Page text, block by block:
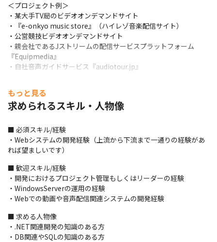
＜プロジェクト例＞
・某大手TV局のビデオオンデマンドサイト
・『e-onkyo music store』（ハイレゾ音楽配信サイト）
・公営競技ビデオオンデマンドサイト
・親会社であるJストリームの配信サービスプラットフォーム
『Equipmedia』
・自社音声ガイドサービス『audiotour.jp』
・大手TV局や公営競技のビデオオンデマンドサイトの開発、有料
映像教育サイトの開発など、80社を超えるサービスの開発や運用
・会員管理や課金に関するノウハウ、動画や音楽を取り扱うため
の技術スキル、視聴履歴管理を利用したマーケティングや企業内
管理に関するノウハウを併せ持つことが強みです
■ この仕事の面白み、魅力
・納品して終わるのではなくリリース後も運用に関わるため、自
身がゼロから構築したサービスに最後まで向き合えます
・案件の多くはメディアやエンターテイメントに関わるため、自
身が興味のある分野の裏側を知ることができる面白さがあります
・さまざまな案件に触れることができ、エンジニアとしての成長
ができます
もっと見る
求められるスキル・人物像
■ 必須スキル/経験
・Webシステムの開発経験（上流から下流まで一通りの経験があ
れば望ましいです）
■ 歓迎スキル/経験
・開発におけるプロジェクト管理もしくはリーダーの経験
・WindowsServerの運用の経験
・Webでの動画や音声配信関連システムの開発経験
■ 求める人物像
・.NET関連開発の知識のある方
・DB関連やSQLの知識のある方